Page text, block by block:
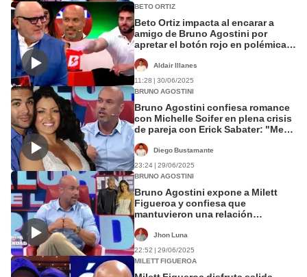
BETO ORTIZ
Beto Ortiz impacta al encarar a
amigo de Bruno Agostini por
apretar el botón rojo en polémica
Aldair Illanes
11:28 | 30/06/2025
BRUNO AGOSTINI
Bruno Agostini confiesa romance
con Michelle Soifer en plena crisis
de pareja con Erick Sabater: "Me
Diego Bustamante
23:24 | 29/06/2025
BRUNO AGOSTINI
Bruno Agostini expone a Milett
Figueroa y confiesa que
mantuvieron una relación
casa”Jhon Luna
22:52 | 29/06/2025
MILETT FIGUEROA